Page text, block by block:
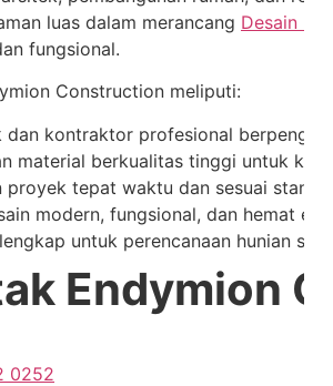
luas dalam merancang Desain
fungsional.
Construction meliputi:
dan kontraktor profesional
material berkualitas tinggi untuk
proyek tepat waktu dan sesuai
modern, fungsional, dan hemat
untuk perencanaan hunian
Endymion
0252